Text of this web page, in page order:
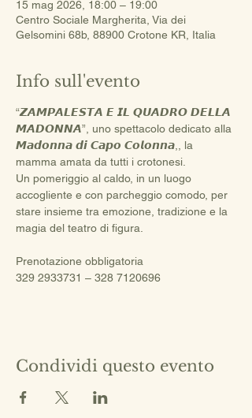
15 mag 2026, 18:00 – 19:00
Centro Sociale Margherita, Via dei
Gelsomini 68b, 88900 Crotone KR, Italia
Info sull'evento
“𝙕𝘼𝙈𝙋𝘼𝙇𝙀𝙎𝙏𝘼 𝙀 𝙄𝙇 𝙌𝙐𝘼𝘿𝙍𝙊 𝘿𝙀𝙇𝙇𝘼
𝙈𝘼𝘿𝙊𝙉𝙉𝘼”, uno spettacolo dedicato alla
𝙈𝙖𝙙𝙤𝙣𝙣𝙖 𝙙𝙞 𝘾𝙖𝙥𝙤 𝘾𝙤𝙡𝙤𝙣𝙣𝙖,, la
mamma amata da tutti i crotonesi.
Un pomeriggio al caldo, in un luogo
accogliente e con parcheggio comodo, per
stare insieme tra emozione, tradizione e la
magia del teatro di figura.
Prenotazione obbligatoria
329 2933731 – 328 7120696
Condividi questo evento